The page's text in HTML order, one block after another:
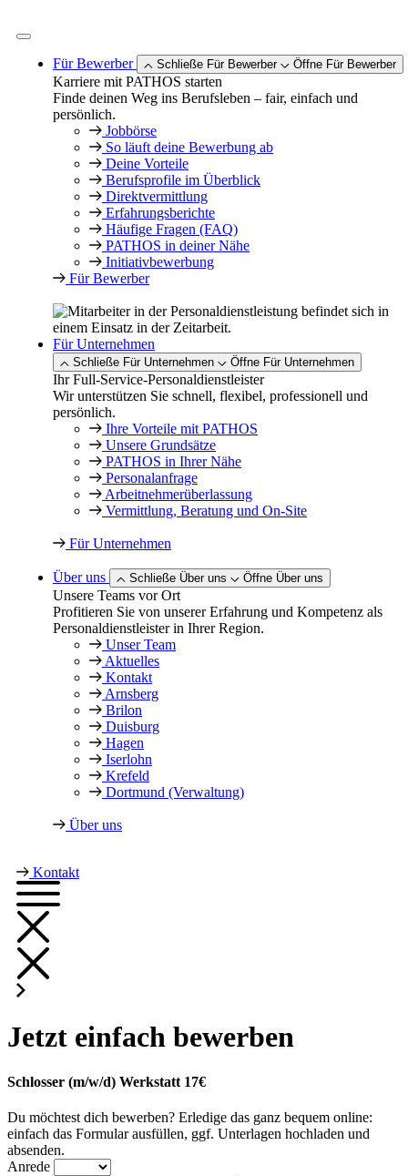
Inhalt
Für Bewerber
Schließe Für Bewerber Öffne Für Bewerber
Karriere mit PATHOS starten
Finde deinen Weg ins Berufsleben – fair, einfach und
persönlich.
Jobbörse
So läuft deine Bewerbung ab
Deine Vorteile
Berufsprofile im Überblick
Direktvermittlung
Erfahrungsberichte
Häufige Fragen (FAQ)
PATHOS in deiner Nähe
Initiativbewerbung
Für Bewerber
Für Unternehmen
Schließe Für Unternehmen Öffne Für Unternehmen
Ihr Full-Service-Personaldienstleister
Wir unterstützen Sie schnell, flexibel, professionell und
persönlich.
Ihre Vorteile mit PATHOS
Unsere Grundsätze
PATHOS in Ihrer Nähe
Personalanfrage
Arbeitnehmer­überlassung
Vermittlung, Beratung und On-Site
Für Unternehmen
Über uns Schließe Über uns Öffne Über uns
Unsere Teams vor Ort
Profitieren Sie von unserer Erfahrung und Kompetenz als
Personaldienstleister in Ihrer Region.
Unser Team
Aktuelles
Kontakt
Arnsberg
Brilon
Duisburg
Hagen
Iserlohn
Krefeld
Dortmund (Verwaltung)
Über uns
Kontakt
Jetzt einfach bewerben
Schlosser (m/w/d) Werkstatt 17€
Du möchtest dich bewerben? Erledige das ganz bequem online:
einfach das Formular ausfüllen, ggf. Unterlagen hochladen und
absenden.
Anrede